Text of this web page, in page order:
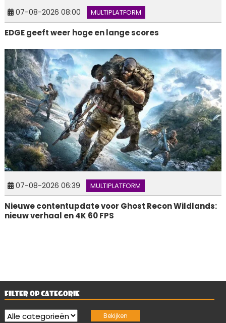
07-08-2026 08:00 MULTIPLATFORM
EDGE geeft weer hoge en lange scores
07-08-2026 06:39 MULTIPLATFORM
Nieuwe contentupdate voor Ghost Recon Wildlands:
nieuw verhaal en 4K 60 FPS
FILTER OP CATEGORIE